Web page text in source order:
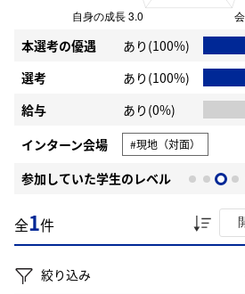
本選考の優遇
あり(100%)
選考
あり(100%)
給与
あり(0%)
インターン会場
#現地（対面）
参加していた学生のレベル
全1件
絞り込み